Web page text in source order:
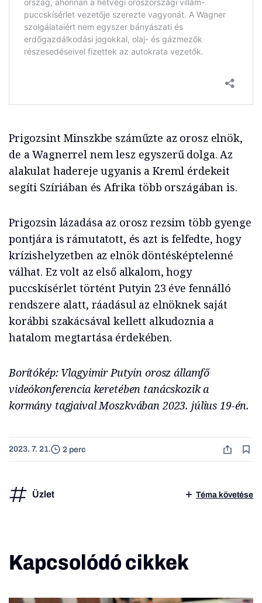
Prigozsint Minszkbe száműzte az orosz elnök,
de a Wagnerrel nem lesz egyszerű dolga. Az
alakulat hadereje ugyanis a Kreml érdekeit
segíti Szíriában és Afrika több országában is.
Prigozsin lázadása az orosz rezsim több gyenge
pontjára is rámutatott, és azt is felfedte, hogy
krízishelyzetben az elnök döntésképtelenné
válhat. Ez volt az első alkalom, hogy
puccskísérlet történt Putyin 23 éve fennálló
rendszere alatt, ráadásul az elnöknek saját
korábbi szakácsával kellett alkudoznia a
hatalom megtartása érdekében.
Borítókép: Vlagyimir Putyin orosz államfő
videókonferencia keretében tanácskozik a
kormány tagjaival Moszkvában 2023. július 19-én.
2023. 7. 21. 2 perc
Üzlet Téma követése
Kapcsolódó cikkek